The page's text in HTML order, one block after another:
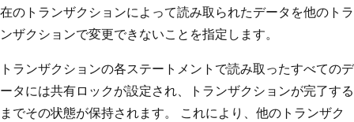
在のトランザクションによって読み取られたデータを他のトラ
ンザクションで変更できないことを指定します。
トランザクションの各ステートメントで読み取ったすべてのデ
ータには共有ロックが設定され、トランザクションが完了する
までその状態が保持されます。 これにより、他のトランザク